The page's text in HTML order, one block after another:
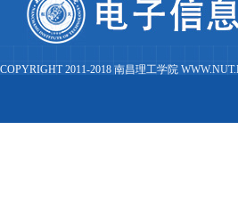
COPYRIGHT 2011-2018 南昌理工学院